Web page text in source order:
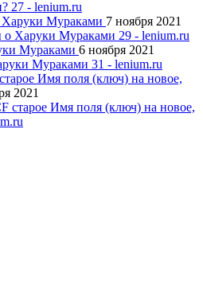
Мураками 7 ноября 2021
Мураками 6 ноября 2021
Имя поля (ключ) на новое,
2021